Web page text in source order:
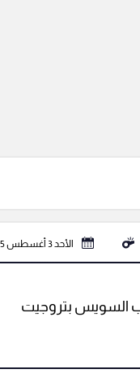
الأحد 3 أغسطس 2025
السويس بتروجيت